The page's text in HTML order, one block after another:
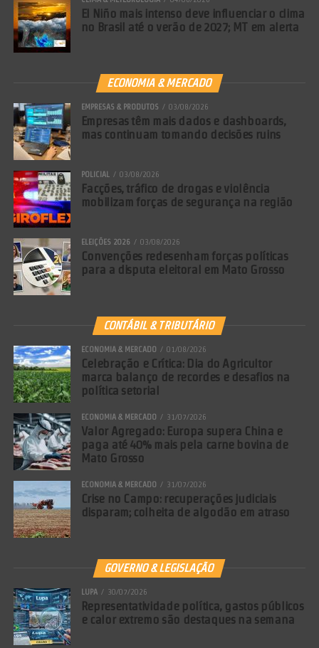
El Niño mais intenso deve influenciar o clima
no Brasil até o verão de 2027; MT em alerta
ECONOMIA & MERCADO
EMPRESAS & PRODUTOS 03/08/2026
Empresas têm mais dados e dashboards,
mas continuam tomando decisões ruins
POLICIAL 03/08/2026
Facções, tráfico de drogas e violência
mobilizam forças de segurança na região
ELEIÇÕES 2026 03/08/2026
Convenções redesenham forças políticas
para a disputa eleitoral em Mato Grosso
CONTÁBIL & TRIBUTÁRIO
ECONOMIA & MERCADO 01/08/2026
Celebração e Crítica: Dia do Agricultor
marca balanço de recordes e desafios na
política setorial
ECONOMIA & MERCADO 31/07/2026
Valor Agregado: Europa supera China e
paga até 40% mais pela carne bovina de
Mato Grosso
ECONOMIA & MERCADO 31/07/2026
Crise no Campo: recuperações judiciais
disparam; colheita de algodão em atraso
GOVERNO & LEGISLAÇÃO
LUPA 30/07/2026
Representatividade política, gastos públicos
e calor extremo são destaques na semana